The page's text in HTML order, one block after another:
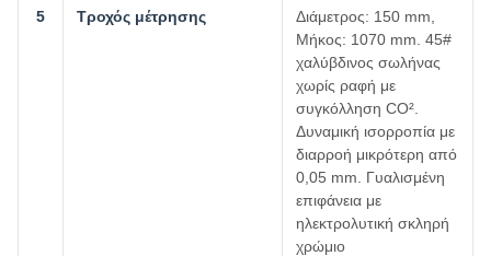
5 Τροχός μέτρησης
Διάμετρος: 150 mm,
Μήκος: 1070 mm. 45#
χαλύβδινος σωλήνας
χωρίς ραφή με
συγκόλληση CO².
Δυναμική ισορροπία με
διαρροή μικρότερη από
0,05 mm. Γυαλισμένη
επιφάνεια με
ηλεκτρολυτική σκληρή
χρώμιο